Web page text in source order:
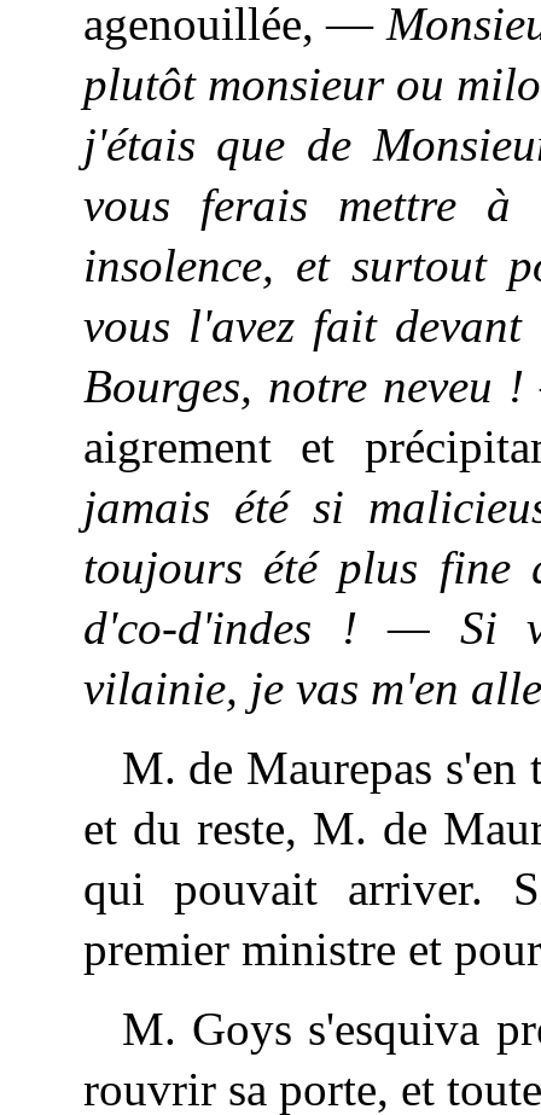
agenouillée, —
plutôt monsieur ou
j'étais que de
vous ferais mettre
insolence, et surtout
vous l'avez fait
Bourges, notre neveu
aigrement et
jamais été si
toujours été plus fine
d'co-d'indes ! — Si
vilainie, je vas m'en
M. de Maurepas s'en
et du reste, M. de
qui pouvait arriver.
premier ministre et
M. Goys s'esquiva
rouvrir sa porte, et